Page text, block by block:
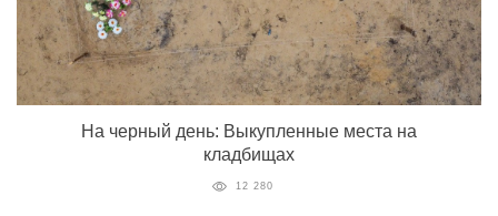
На черный день: Выкупленные места на
кладбищах
12 280